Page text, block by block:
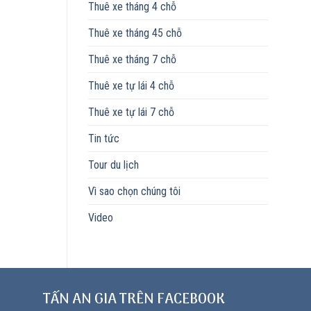
Thuê xe tháng 4 chỗ
Thuê xe tháng 45 chỗ
Thuê xe tháng 7 chỗ
Thuê xe tự lái 4 chỗ
Thuê xe tự lái 7 chỗ
Tin tức
Tour du lịch
Vì sao chọn chúng tôi
Video
TẤN AN GIA TRÊN FACEBOOK